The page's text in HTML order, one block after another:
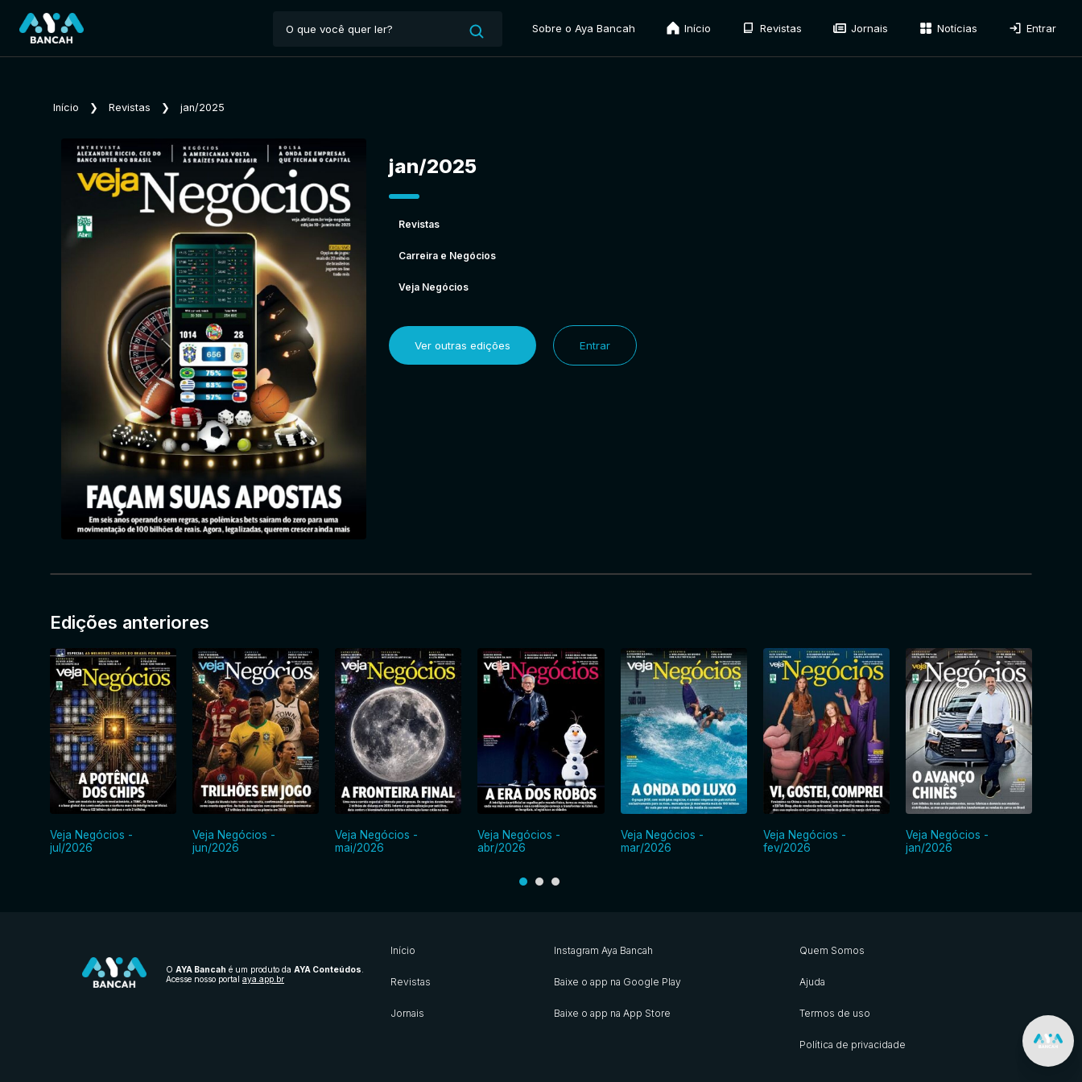
Sobre o Aya Bancah Início Revistas Jornais Notícias Entrar
Início ❯ Revistas ❯ jan/2025
jan/2025
Revistas
Carreira e Negócios
Veja Negócios
Ver outras edições Entrar
Edições anteriores
Veja Negócios -
jul/2026
Veja Negócios -
jun/2026
Veja Negócios -
mai/2026
Veja Negócios -
abr/2026
Veja Negócios -
mar/2026
Veja Negócios -
fev/2026
Veja Negócios -
jan/2026
O AYA Bancah é um produto da AYA Conteúdos
Acesse nosso portal aya.app.br
Início
Revistas
Jornais
Instagram Aya Bancah
Baixe o app na Google Play
Baixe o app na App Store
Quem Somos
Ajuda
Termos de uso
Política de privacidade